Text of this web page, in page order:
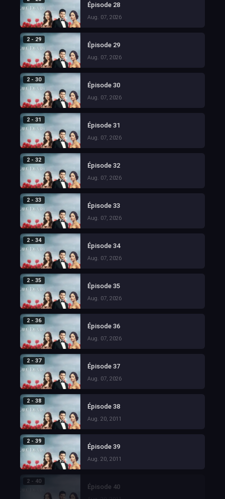
Épisode 28
Aug. 07, 2026
2 - 29
Épisode 29
Aug. 07, 2026
2 - 30
Épisode 30
Aug. 07, 2026
2 - 31
Épisode 31
Aug. 07, 2026
2 - 32
Épisode 32
Aug. 07, 2026
2 - 33
Épisode 33
Aug. 07, 2026
2 - 34
Épisode 34
Aug. 07, 2026
2 - 35
Épisode 35
Aug. 07, 2026
2 - 36
Épisode 36
Aug. 07, 2026
2 - 37
Épisode 37
Aug. 07, 2026
2 - 38
Épisode 38
Aug. 20, 2011
2 - 39
Épisode 39
Aug. 20, 2011
2 - 40
Épisode 40